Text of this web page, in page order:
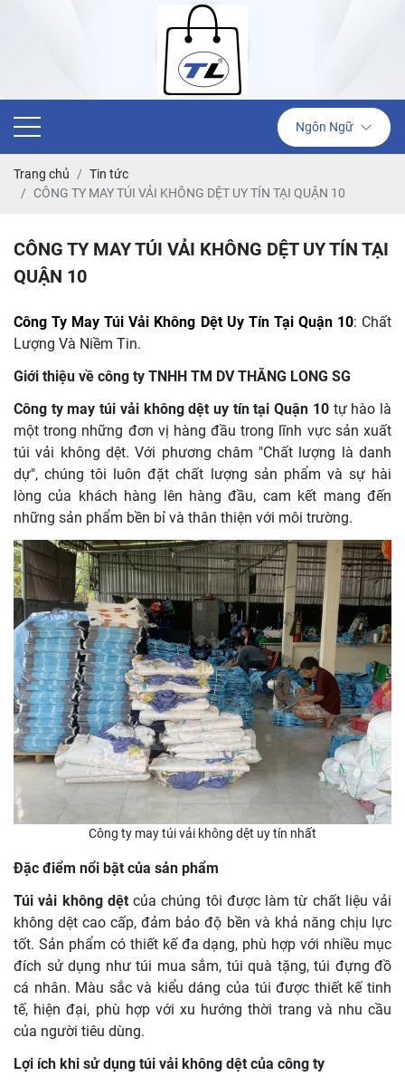
Ngôn Ngữ
Trang chủ
Tin tức
CÔNG TY MAY TÚI VẢI KHÔNG DỆT UY TÍN TẠI QUẬN 10
CÔNG TY MAY TÚI VẢI KHÔNG DỆT UY TÍN TẠI
QUẬN 10
Công Ty May Túi Vải Không Dệt Uy Tín Tại Quận 10: Chất
Lượng Và Niềm Tin.
Giới thiệu về công ty TNHH TM DV THĂNG LONG SG
Công ty may túi vải không dệt uy tín tại Quận 10tự hào là
một trong những đơn vị hàng đầu trong lĩnh vực sản xuất
túi vải không dệt. Với phương châm "Chất lượng là danh
dự", chúng tôi luôn đặt chất lượng sản phẩm và sự hài
lòng của khách hàng lên hàng đầu, cam kết mang đến
những sản phẩm bền bỉ và thân thiện với môi trường.
Công ty may túi vải không dệt uy tín nhất
Đặc điểm nổi bật của sản phẩm
Túi vải không dệt của chúng tôi được làm từ chất liệu vải
không dệt cao cấp, đảm bảo độ bền và khả năng chịu lực
tốt. Sản phẩm có thiết kế đa dạng, phù hợp với nhiều mục
đích sử dụng như túi mua sắm, túi quà tặng, túi đựng đồ
cá nhân. Màu sắc và kiểu dáng của túi được thiết kế tinh
tế, hiện đại, phù hợp với xu hướng thời trang và nhu cầu
của người tiêu dùng.
Lợi ích khi sử dụng túi vải không dệt của công ty